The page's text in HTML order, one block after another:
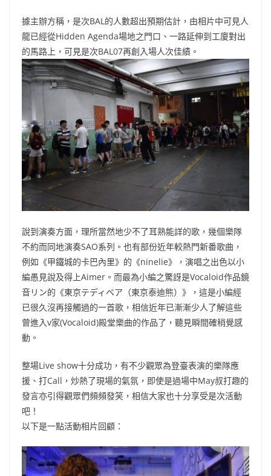
據主辦方稱，是次BAL的人數超出預期估計，由相片中可見人
龍已經從Hidden Agenda場地之門口、一路延伸到工廈對出
的馬路上，可見是次BAL07再創入場人次佳績。
說到演奏方面，理所當然地少不了耳熟能詳的歌，幾個樂隊
不約而同地演奏SAO系列。也有部份近年較熱門新番歌曲，
例如《甲鐵城的卡巴內里》的《ninelie》，演唱之出色以小
編愚見說及得上Aimer。而最為小編之驚訝是Vocaloid作品鏡
音リン的《東京テディベア（東京泰迪熊）》，這是小編經
已很久沒再接觸過的一首歌，相信近年已漸漸少人了解這些
曾進入v家(Vocaloid)殿堂樂曲的作品了，聽見瞬間確稍覺感
動。
整場Live show十分成功，有不少觀眾為登臺表演的樂隊應
援、打Call，炒熱了現場的氣氛，即使是過場中May叔打趣的
發言亦引得觀眾們頻頻發笑，相信大家也十分享受是次活動
吧！
以下是一點活動相片回顧：